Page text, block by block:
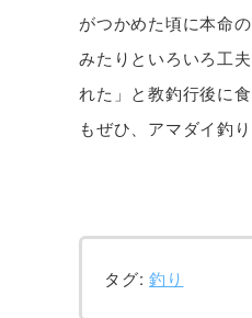
がつかめた頃に本命
みたりといろいろ工
れた」と教釣行後に
もぜひ、アマダイ釣
タグ: 釣り